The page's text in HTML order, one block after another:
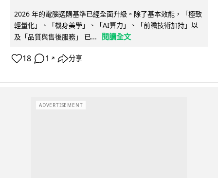
2026 年的電腦選購基準已經全面升級。除了基本效能，「極致
輕量化」、「機身美學」、「AI算力」、「前瞻技術加持」以
及「品質與售後服務」 已...
閱讀全文
18 1 ↗ 分享
ADVERTISEMENT